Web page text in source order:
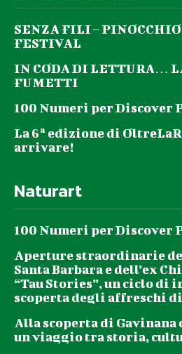
SENZA FILI –
FESTIVAL
IN CODA DI LETTURA…
FUMETTI
100 Numeri per Discover
La 6ª edizione di
arrivare!
Naturart
100 Numeri per Discover
Aperture straordinarie
Santa Barbara e dell’ex
“Tau Stories”, un ciclo di
scoperta degli affreschi
Alla scoperta di Gavinana
un viaggio tra storia,